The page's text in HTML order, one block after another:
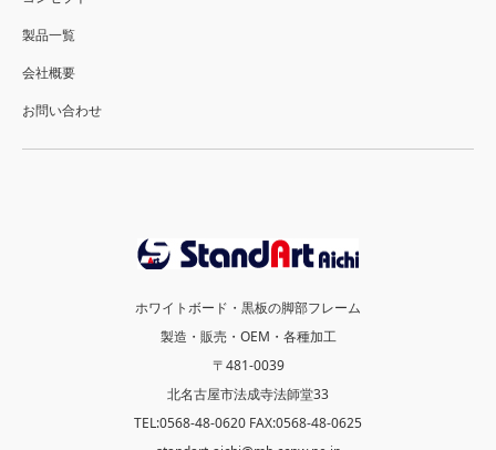
製品一覧
会社概要
お問い合わせ
ホワイトボード・黒板の脚部フレーム
製造・販売・OEM・各種加工
〒481-0039
北名古屋市法成寺法師堂33
TEL:0568-48-0620 FAX:0568-48-0625